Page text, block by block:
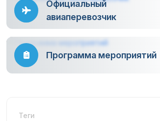
Официальный
авиаперевозчик
Программа мероприятий
Теги